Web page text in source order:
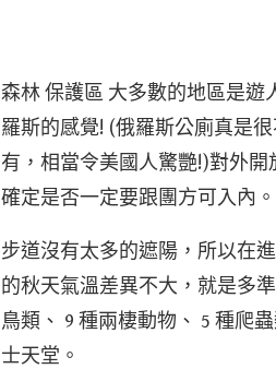
森林 保護區 大多數的地區是
羅斯的感覺! (俄羅斯公廁真是
有，相當令美國人驚艷!)對外
確定是否一定要跟團方可入內。
步道沒有太多的遮陽，所以在
的秋天氣溫差異不大，就是多
鳥類、 9 種兩棲動物、 5 種爬
士天堂。